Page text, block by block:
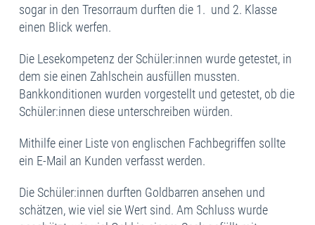
sogar in den Tresorraum durften die 1. und 2. Klasse
einen Blick werfen.
Die Lesekompetenz der Schüler:innen wurde getestet, in
dem sie einen Zahlschein ausfüllen mussten.
Bankkonditionen wurden vorgestellt und getestet, ob die
Schüler:innen diese unterschreiben würden.
Mithilfe einer Liste von englischen Fachbegriffen sollte
ein E-Mail an Kunden verfasst werden.
Die Schüler:innen durften Goldbarren ansehen und
schätzen, wie viel sie Wert sind. Am Schluss wurde